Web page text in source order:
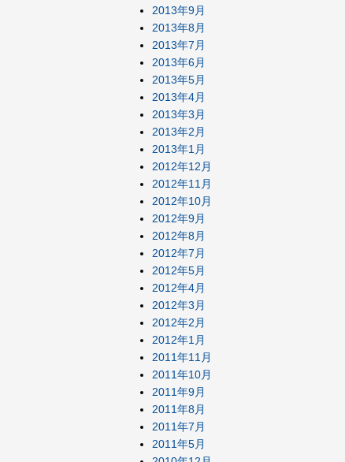
2013年9月
2013年8月
2013年7月
2013年6月
2013年5月
2013年4月
2013年3月
2013年2月
2013年1月
2012年12月
2012年11月
2012年10月
2012年9月
2012年8月
2012年7月
2012年5月
2012年4月
2012年3月
2012年2月
2012年1月
2011年11月
2011年10月
2011年9月
2011年8月
2011年7月
2011年5月